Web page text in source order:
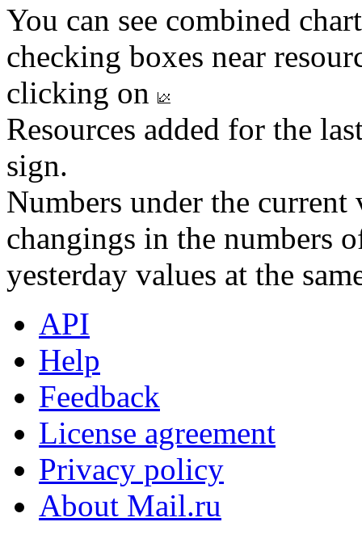
You can see combined
checking boxes near
clicking on
Resources added for the
sign.
Numbers under the
changings in the numbers
yesterday values at the
API
Help
Feedback
License agreement
Privacy policy
About Mail.ru